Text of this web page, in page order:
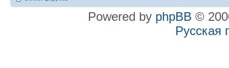
Powered by phpBB ©
Русская